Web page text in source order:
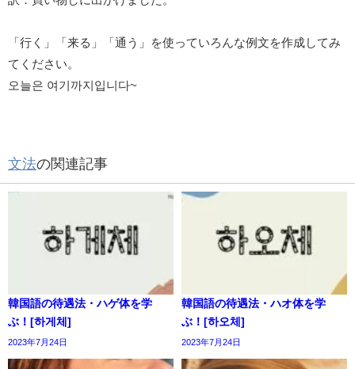
「行く」「来る」「通う」を使っていろんな例文を作成してみ
てください。
오늘은 여기까지입니다~
文法の関連記事
韓国語の待遇法・ハゲ体を学
ぶ！[하게체]
2023年7月24日
韓国語の待遇法・ハオ体を学
ぶ！[하오체]
2023年7月24日